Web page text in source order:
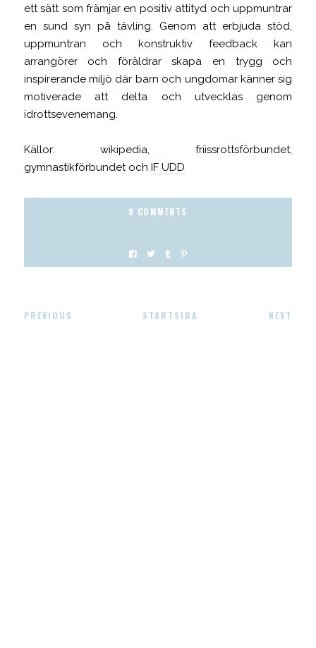
ett sätt som främjar en positiv attityd och uppmuntrar
en sund syn på tävling. Genom att erbjuda stöd,
uppmuntran och konstruktiv feedback kan
arrangörer och föräldrar skapa en trygg och
inspirerande miljö där barn och ungdomar känner sig
motiverade att delta och utvecklas genom
idrottsevenemang.
Källor: wikipedia, friissrottsförbundet,
gymnastikförbundet och IF UDD
0 COMMENTS
PREVIOUS STARTSIDA NEXT